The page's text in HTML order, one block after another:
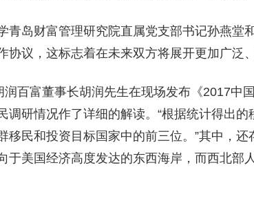
青岛财富管理研究院直属党支部书记孙燕堂
协议，这标志着在未来双方将展开更加广泛
润百富董事长胡润先生在现场发布《2017中
调研情况作了详细的解读。“根据统计得出的
移民和投资目标国家中的前三位。”其中，还
于美国经济高度发达的东西海岸，而西北部